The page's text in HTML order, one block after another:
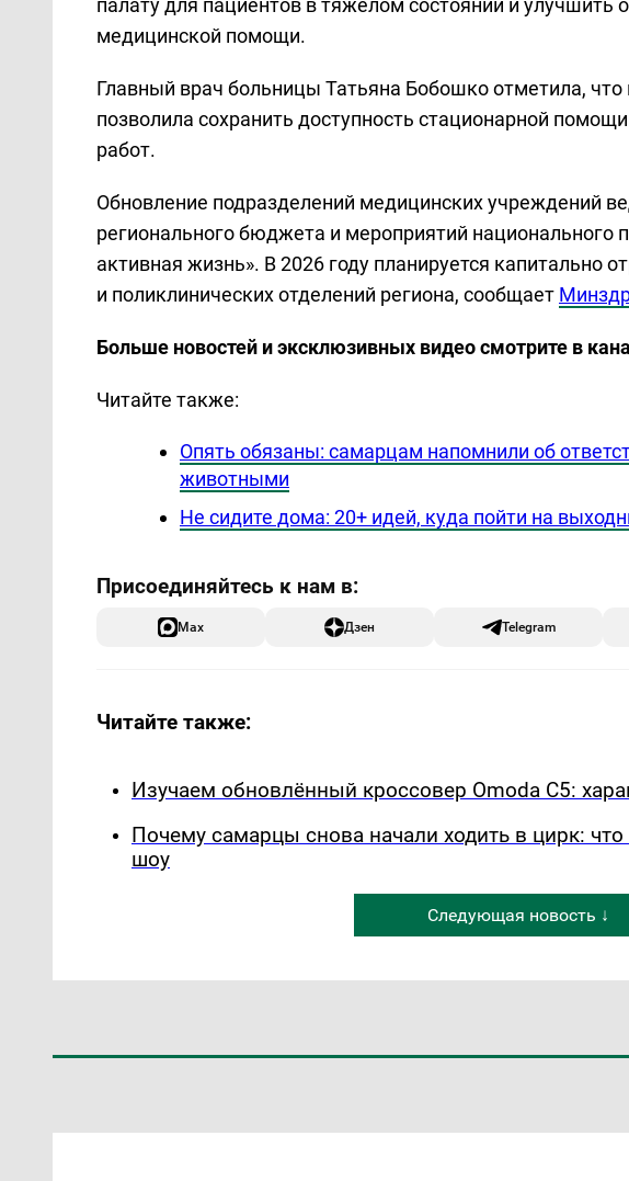
палату для пациентов в тяжелом состоянии и улучшить
медицинской помощи.
Главный врач больницы Татьяна Бобошко отметила, что
позволила сохранить доступность стационарной
работ.
Обновление подразделений медицинских учреждений
регионального бюджета и мероприятий национального
активная жизнь». В 2026 году планируется капитально
и поликлинических отделений региона, сообщает
Больше новостей и эксклюзивных видео смотрите в
Читайте также:
Опять обязаны: самарцам напомнили об
животными
Не сидите дома: 20+ идей, куда пойти на
Max Дзен Telegram
Читайте также:
Изучаем обновлённый кроссовер Omoda C5:
Почему самарцы снова начали ходить в цирк:
шоу
Следующая новость ↓